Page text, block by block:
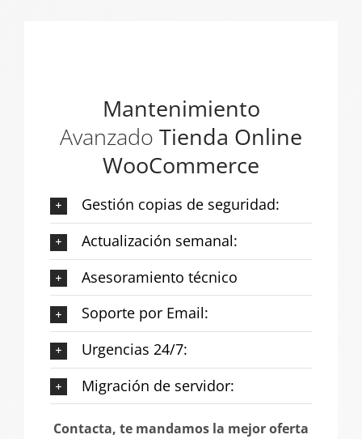
Mantenimiento
Avanzado Tienda Online
WooCommerce
Gestión copias de seguridad:
Actualización semanal:
Asesoramiento técnico
Soporte por Email:
Urgencias 24/7:
Migración de servidor:
Contacta, te mandamos la mejor oferta